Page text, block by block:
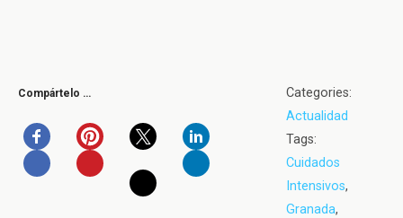
Compártelo …
Categories:
Actualidad
Tags:
Cuidados
Intensivos,
Granada,